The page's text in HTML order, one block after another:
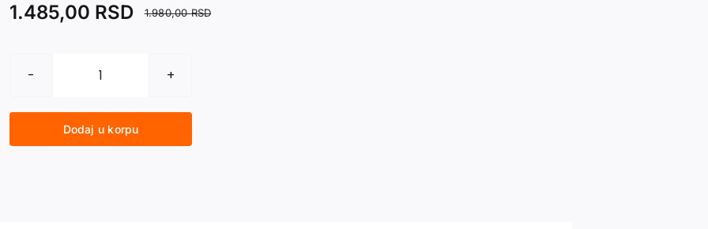
1.980,00RSD
1.485,00 RSD
ĐAVO
količina
Dodaj u korpu